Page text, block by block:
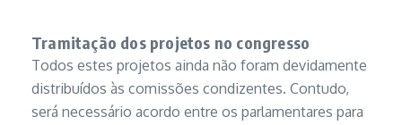
Tramitação dos projetos no congresso
Todos estes projetos ainda não foram devidamente
distribuídos às comissões condizentes. Contudo,
será necessário acordo entre os parlamentares para